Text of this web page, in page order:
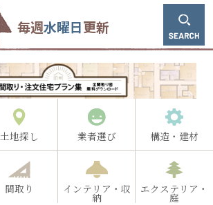
毎週水曜日更新
土地探し 業者選び 構造・建材
間取り インテリア・収
納
エクステリア・
庭